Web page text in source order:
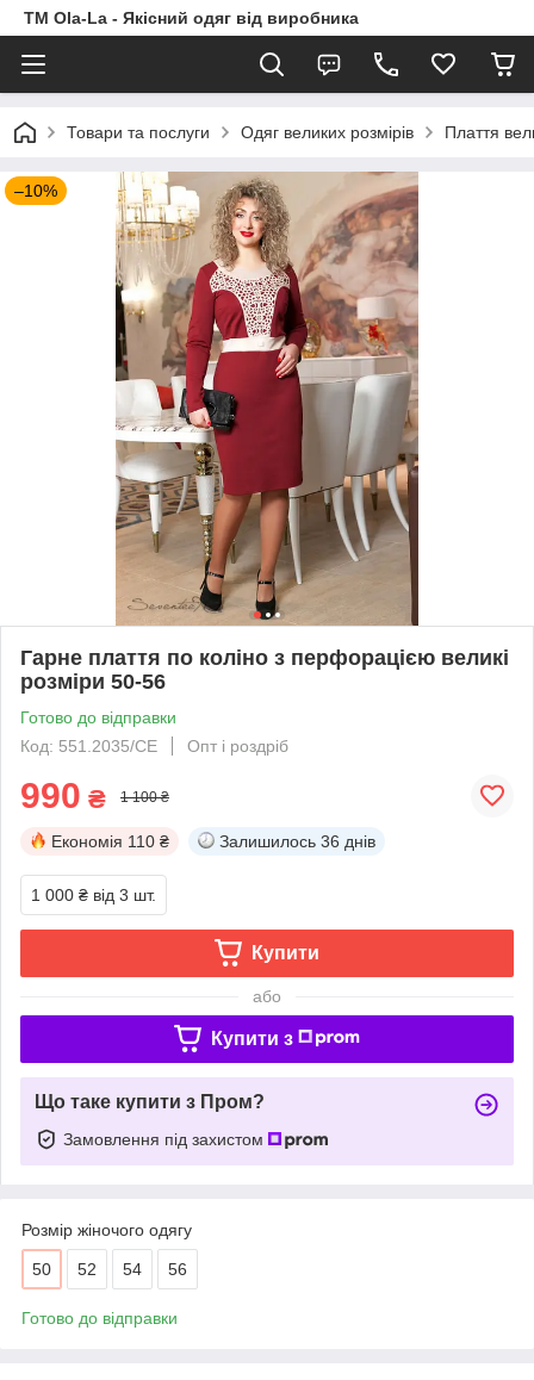
TM Ola-La - Якісний одяг від виробника
Товари та послуги Одяг великих розмірів Плаття
–10%
Гарне плаття по коліно з перфорацією великі
розміри 50-56
Готово до відправки
Код: 551.2035/СЕ
Опт і роздріб
990 ₴ 1 100 ₴
Економія 110 ₴ Залишилось 36 днів
1 000 ₴ від 3 шт.
Купити
або
Купити з
Що таке купити з Пром?
Замовлення під захистом
Розмір жіночого одягу
50 52 54 56
Готово до відправки